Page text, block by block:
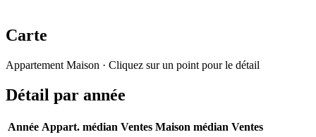
Carte
−
Appartement Maison · Cliquez sur un point pour le détail
Détail par année
Année Appart. médian Ventes Maison médian Ventes